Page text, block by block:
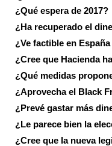
¿Qué espera de 2017?
¿Ha recuperado el
¿Ve factible en
¿Cree que Hacienda
¿Qué medidas
¿Aprovecha el Black
¿Prevé gastar más
¿Le parece bien la
¿Cree que la nueva